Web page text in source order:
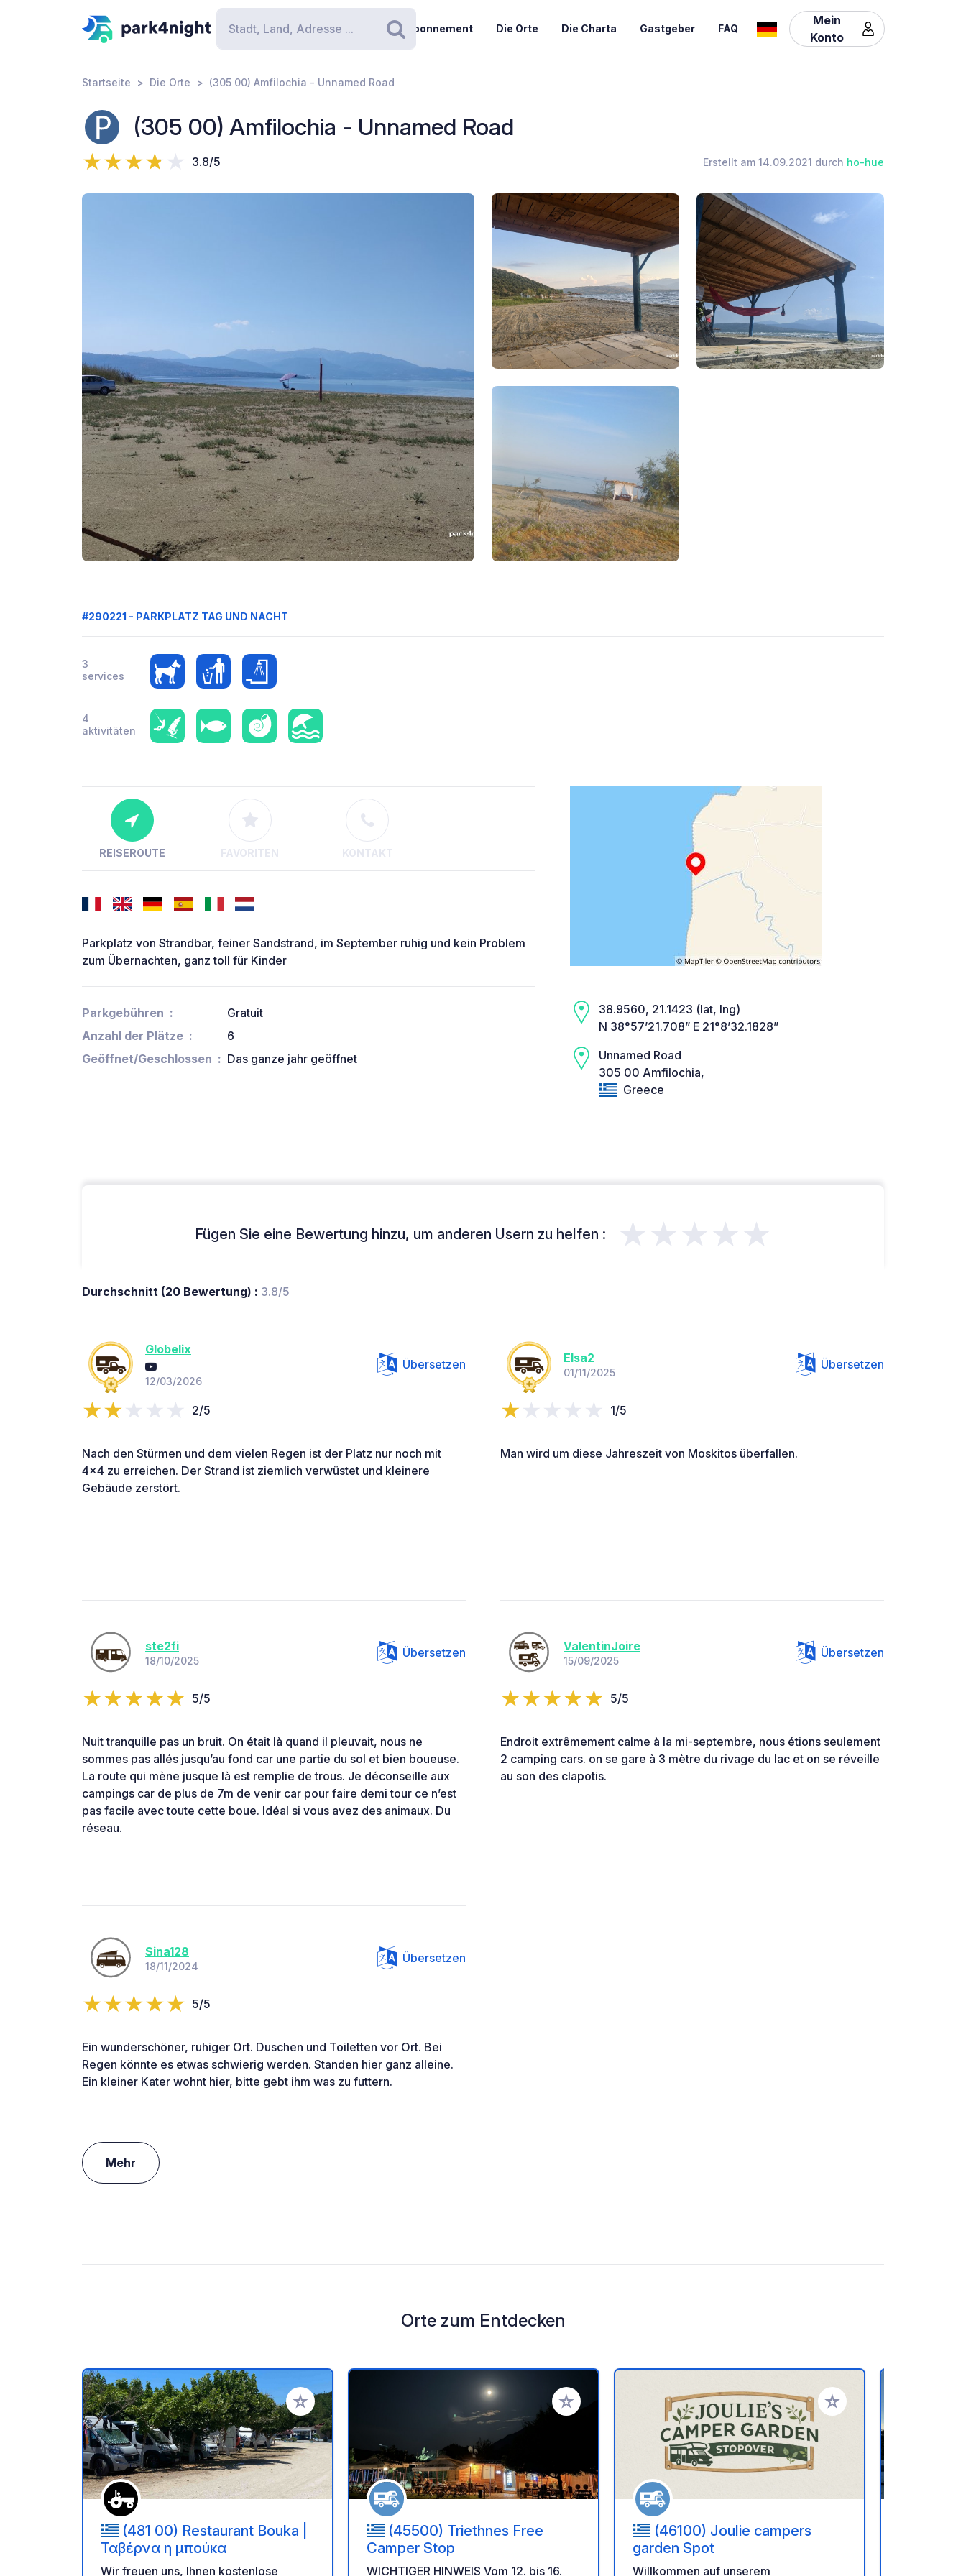
Suchen
Abonnement Die Orte Die Charta Gastgeber FAQ
Mein
Konto
Startseite Die Orte (305 00) Amfilochia - Unnamed Road
(305 00) Amfilochia - Unnamed Road
3.8/5 Erstellt am 14.09.2021 durch ho-hue
#290221 - PARKPLATZ TAG UND NACHT
3
services
4
aktivitäten
REISEROUTE FAVORITEN KONTAKT
Parkplatz von Strandbar, feiner Sandstrand, im September ruhig und kein Problem
zum Übernachten, ganz toll für Kinder
Parkgebühren
Gratuit
Anzahl der Plätze
6
Geöffnet/Geschlossen
Das ganze jahr geöffnet
38.9560, 21.1423 (lat, lng)
N 38°57’21.708” E 21°8’32.1828”
Unnamed Road
305 00 Amfilochia,
Greece
Fügen Sie eine Bewertung hinzu, um anderen Usern zu helfen : ★★★★★
Durchschnitt (20 Bewertung) : 3.8/5
Globelix
12/03/2026
Übersetzen
2/5
Nach den Stürmen und dem vielen Regen ist der Platz nur noch mit
4x4 zu erreichen. Der Strand ist ziemlich verwüstet und kleinere
Gebäude zerstört.
Elsa2
01/11/2025
Übersetzen
1/5
Man wird um diese Jahreszeit von Moskitos überfallen.
ste2fi
18/10/2025
Übersetzen
5/5
Nuit tranquille pas un bruit. On était là quand il pleuvait, nous ne
sommes pas allés jusqu’au fond car une partie du sol et bien boueuse.
La route qui mène jusque là est remplie de trous. Je déconseille aux
campings car de plus de 7m de venir car pour faire demi tour ce n’est
pas facile avec toute cette boue. Idéal si vous avez des animaux. Du
réseau.
ValentinJoire
15/09/2025
Übersetzen
5/5
Endroit extrêmement calme à la mi-septembre, nous étions seulement
2 camping cars. on se gare à 3 mètre du rivage du lac et on se réveille
au son des clapotis.
Sina128
18/11/2024
Übersetzen
5/5
Ein wunderschöner, ruhiger Ort. Duschen und Toiletten vor Ort. Bei
Regen könnte es etwas schwierig werden. Standen hier ganz alleine.
Ein kleiner Kater wohnt hier, bitte gebt ihm was zu futtern.
Mehr
Orte zum Entdecken
Zu Ihren Favoriten hinzufügen
(481 00) Restaurant Bouka |
Ταβέρνα η μπούκα
Wir freuen uns, Ihnen kostenlose
Zu Ihren Favoriten hinzufügen
(45500) Triethnes Free
Camper Stop
WICHTIGER HINWEIS Vom 12. bis 16.
Zu Ihren Favoriten
(46100) Joulie campers
garden Spot
Willkommen auf unserem